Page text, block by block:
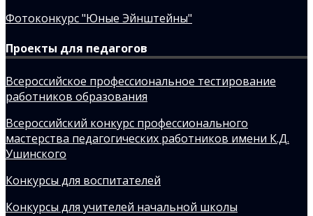
Фотоконкурс "Юные Эйнштейны"
Проекты для педагогов
Всероссийское профессиональное тестирование
работников образования
Всероссийский конкурс профессионального
мастерства педагогических работников имени К.Д.
Ушинского
Конкурсы для воспитателей
Конкурсы для учителей начальной школы